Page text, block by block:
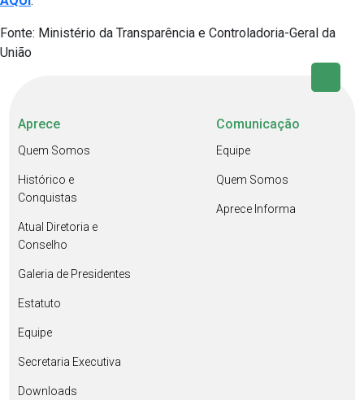
Fonte: Ministério da Transparência e Controladoria-Geral da
União
Aprece
Quem Somos
Histórico e
Conquistas
Atual Diretoria e
Conselho
Galeria de Presidentes
Estatuto
Equipe
Secretaria Executiva
Downloads
Comunicação
Equipe
Quem Somos
Aprece Informa